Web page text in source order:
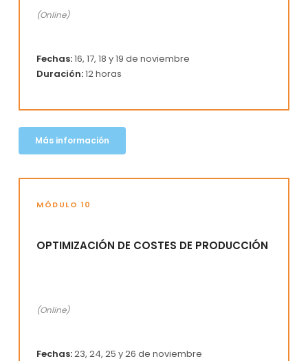
(Online)
Fechas:16, 17, 18 y 19 de noviembre
Duración:12 horas
Más información
MÓDULO 10
OPTIMIZACIÓN DE COSTES DE PRODUCCIÓN
(Online)
Fechas:23, 24, 25 y 26 de noviembre